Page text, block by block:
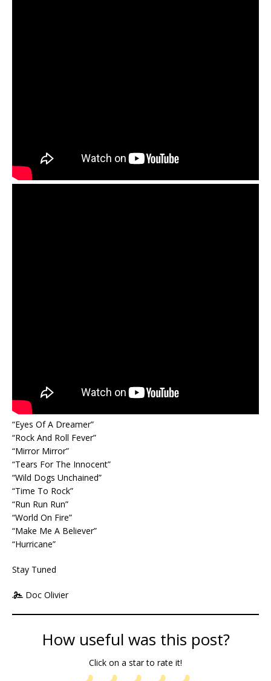
“Eyes Of A Dreamer”
“Rock And Roll Fever”
“Mirror Mirror”
“Tears For The Innocent”
“Wild Dogs Unchained”
“Time To Rock”
“Run Run Run”
“World On Fire”
“Make Me A Believer”
“Hurricane”
Stay Tuned
Doc Olivier
How useful was this post?
Click on a star to rate it!